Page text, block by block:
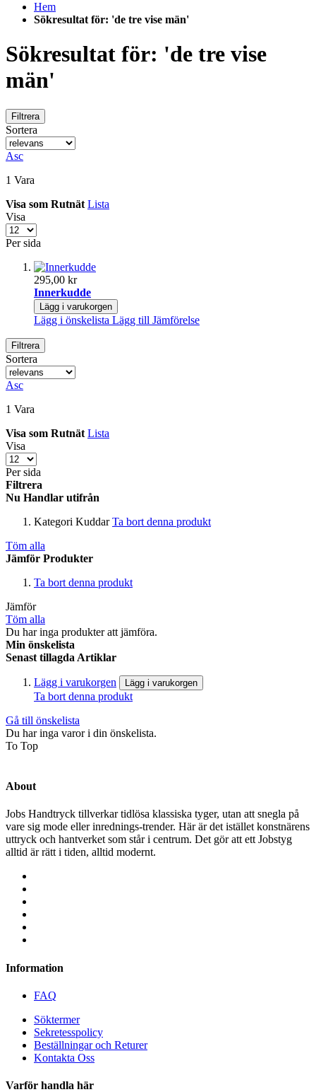
Hem
Sökresultat för: 'de tre vise män'
Sökresultat för: 'de tre vise
män'
Filtrera
Sortera
Asc
1 Vara
Visa som Rutnät Lista
Visa
Per sida
295,00 kr
Innerkudde
Lägg i varukorgen
Lägg i önskelista Lägg till Jämförelse
Filtrera
Sortera
Asc
1 Vara
Visa som Rutnät Lista
Visa
Per sida
Filtrera
Nu Handlar utifrån
Kategori Kuddar Ta bort denna produkt
Töm alla
Jämför Produkter
Ta bort denna produkt
Jämför
Töm alla
Du har inga produkter att jämföra.
Min önskelista
Senast tillagda Artiklar
Lägg i varukorgen Lägg i varukorgen
Ta bort denna produkt
Gå till önskelista
Du har inga varor i din önskelista.
To Top
About
Jobs Handtryck tillverkar tidlösa klassiska tyger, utan att snegla på
vare sig mode eller inrednings-trender. Här är det istället konstnärens
uttryck och hantverket som står i centrum. Det gör att ett Jobstyg
alltid är rätt i tiden, alltid modernt.
Information
FAQ
Söktermer
Sekretesspolicy
Beställningar och Returer
Kontakta Oss
Varför handla här